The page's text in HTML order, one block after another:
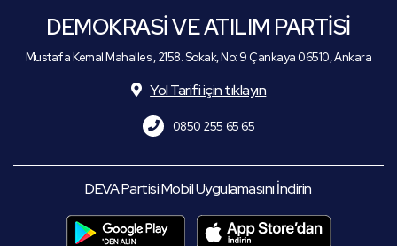
DEMOKRASİ VE ATILIM PARTİSİ
Mustafa Kemal Mahallesi, 2158. Sokak, No: 9 Çankaya 06510, Ankara
Yol Tarifi için tıklayın
0850 255 65 65
DEVA Partisi Mobil Uygulamasını İndirin